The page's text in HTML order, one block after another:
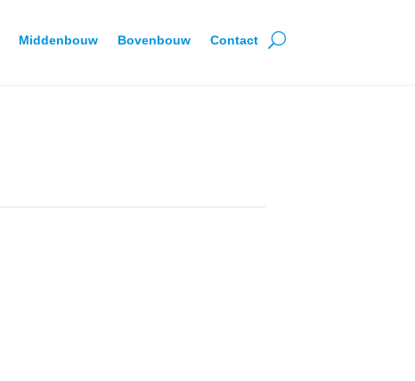
Middenbouw Bovenbouw Contact